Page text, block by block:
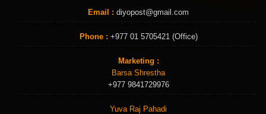
Email : diyopost@gmail.com
Phone : +977 01 5705421 (Office)
Marketing :
Barsa Shrestha
+977 9841729976
Yuva Raj Pahadi